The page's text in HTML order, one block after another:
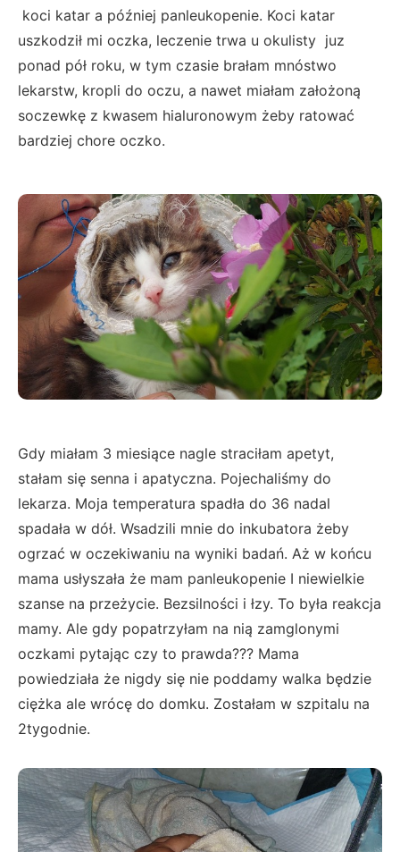
koci katar a później panleukopenie. Koci katar
uszkodził mi oczka, leczenie trwa u okulisty juz
ponad pół roku, w tym czasie brałam mnóstwo
lekarstw, kropli do oczu, a nawet miałam założoną
soczewkę z kwasem hialuronowym żeby ratować
bardziej chore oczko.
Gdy miałam 3 miesiące nagle straciłam apetyt,
stałam się senna i apatyczna. Pojechaliśmy do
lekarza. Moja temperatura spadła do 36 nadal
spadała w dół. Wsadzili mnie do inkubatora żeby
ogrzać w oczekiwaniu na wyniki badań. Aż w końcu
mama usłyszała że mam panleukopenie I niewielkie
szanse na przeżycie. Bezsilności i łzy. To była reakcja
mamy. Ale gdy popatrzyłam na nią zamglonymi
oczkami pytając czy to prawda??? Mama
powiedziała że nigdy się nie poddamy walka będzie
ciężka ale wrócę do domku. Zostałam w szpitalu na
2tygodnie.